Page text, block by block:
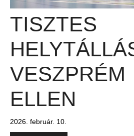
TISZTES
VESZPRÉM
ELLEN
2026. február. 10.